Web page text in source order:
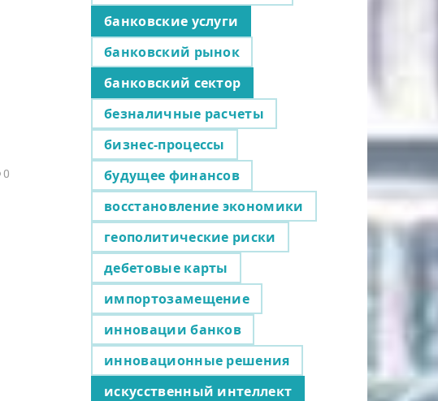
0
банковские услуги
банковский рынок
банковский сектор
безналичные расчеты
бизнес-процессы
будущее финансов
восстановление экономики
геополитические риски
дебетовые карты
импортозамещение
инновации банков
инновационные решения
искусственный интеллект